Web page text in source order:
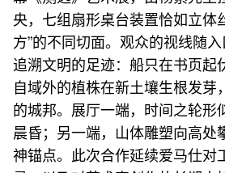
央，七组扇形桌台装置恰如立体
方”的不同切面。观众的视线随入
追溯文明的足迹：船只在书页起
自域外的植株在新土壤生根发芽
的城邦。展厅一端，时间之轮形
晨昏；另一端，山体雕塑向高处
神锚点。此次合作延续爱马仕对